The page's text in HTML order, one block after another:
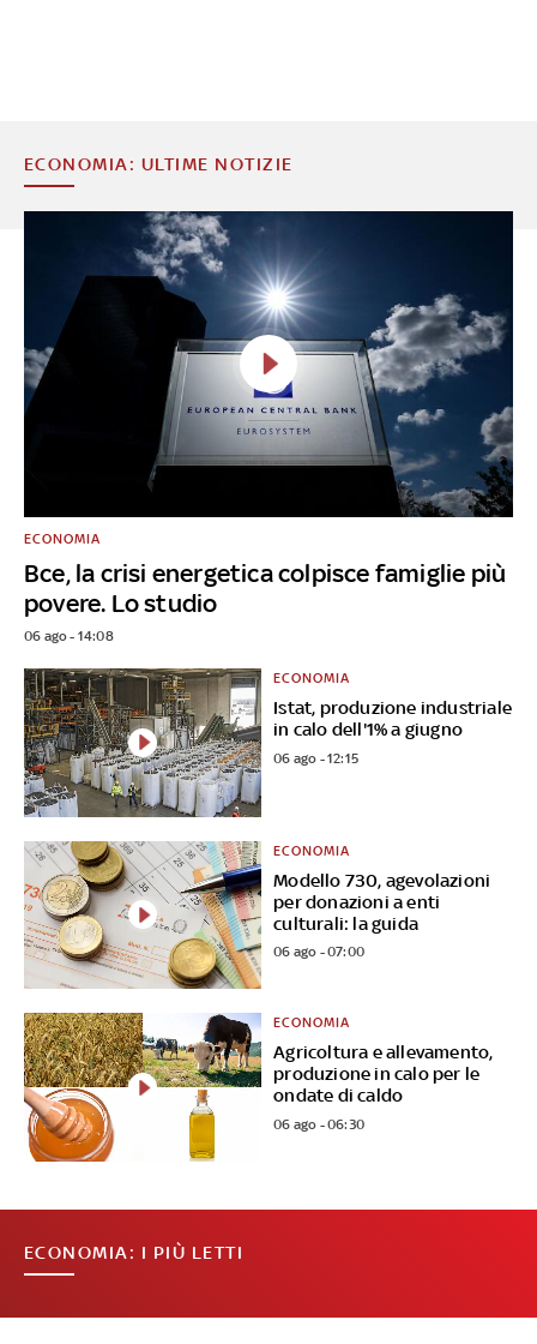
ECONOMIA: ULTIME NOTIZIE
Bce, la crisi energetica colpisce famiglie più
povere. Lo studio
ECONOMIA
06 ago - 14:08
Istat, produzione industriale
in calo dell'1% a giugno
ECONOMIA
06 ago - 12:15
Modello 730, agevolazioni
per donazioni a enti
culturali: la guida
ECONOMIA
06 ago - 07:00
Agricoltura e allevamento,
produzione in calo per le
ondate di caldo
ECONOMIA
06 ago - 06:30
ECONOMIA: I PIÙ LETTI